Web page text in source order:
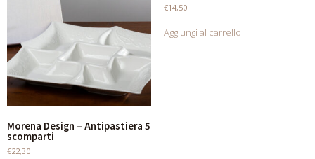
Morena Design – Antipastiera 5
scomparti
€22,30
€14,50
Aggiungi al carrello